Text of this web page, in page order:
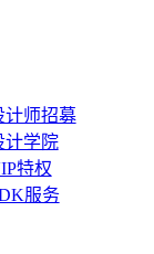
计师招募
计学院
特权
服务